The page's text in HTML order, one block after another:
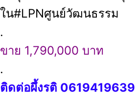
ใน#LPNศูนย์วัฒนธรรม
.
ขาย 1,790,000 บาท
.
ติดต่อผึ้งรติ 0619419639